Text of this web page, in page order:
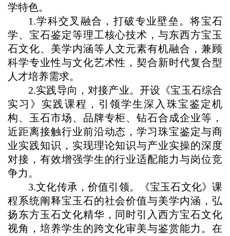
学特色。
1.学科交叉融合，打破专业壁垒。将宝石
学、宝石鉴定等理工核心技术，与东西方宝玉
石文化、美学内涵等人文元素有机融合，兼顾
科学专业性与文化艺术性，契合新时代复合型
人才培养需求。
2.实践导向，对接产业。开设《宝玉石综合
实习》实践课程，引领学生深入珠宝鉴定机
构、玉石市场、品牌专柜、钻石合成企业等，
近距离接触行业前沿动态，学习珠宝鉴定与商
业实践知识，实现理论知识与产业实操的深度
对接，有效增强学生的行业适配能力与岗位竞
争力。
3.文化传承，价值引领。《宝玉石文化》课
程系统阐释宝玉石的社会价值与美学内涵，弘
扬东方玉石文化精华，同时引入西方宝石文化
视角，培养学生的跨文化审美与鉴赏能力。在